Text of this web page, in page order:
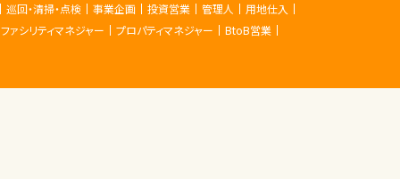
巡回・清掃・点検 事業企画 投資営業 管理人
用地仕入
ファシリティマネジャー プロパティマネジャー
BtoB営業